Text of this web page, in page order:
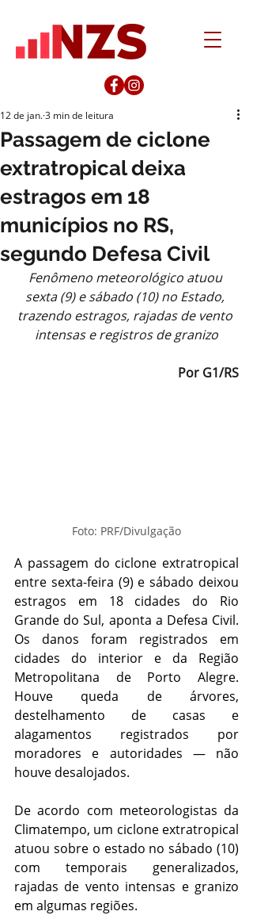
Passagem de ciclone
extratropical deixa
estragos em 18
municípios no RS,
segundo Defesa Civil
12 de jan.3 min de leitura
Fenômeno meteorológico atuou
sexta (9) e sábado (10) no Estado,
trazendo estragos, rajadas de vento
intensas e registros de granizo
Por G1/RS
Foto: PRF/Divulgação
A passagem do ciclone extratropical
entre sexta-feira (9) e sábado deixou
estragos em 18 cidades do Rio
Grande do Sul, aponta a Defesa Civil.
Os danos foram registrados em
cidades do interior e da Região
Metropolitana de Porto Alegre.
Houve queda de árvores,
destelhamento de casas e
alagamentos registrados por
moradores e autoridades — não
houve desalojados.
De acordo com meteorologistas da
Climatempo, um ciclone extratropical
atuou sobre o estado no sábado (10)
com temporais generalizados,
rajadas de vento intensas e granizo
em algumas regiões.